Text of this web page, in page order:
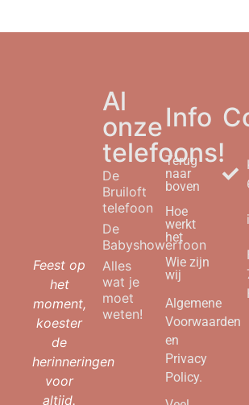
Feest op
het
moment,
koester
de
herinneringen
voor
altijd.
Al
onze
telefoons!
De
Bruiloft
telefoon
De
Babyshowerfoon
Alles
wat je
moet
weten!
Info
Terug
naar
boven
Hoe
werkt
het
Wie zijn
wij
Algemene
Voorwaarden
en
Privacy
Policy.